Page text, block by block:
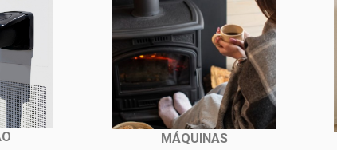
MÁQUINAS